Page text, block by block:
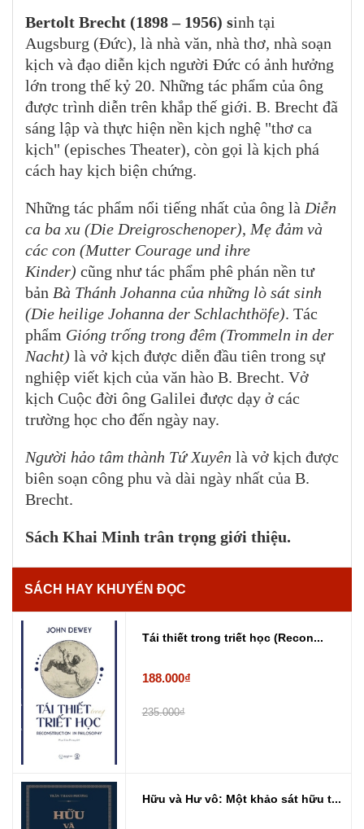
Bertolt Brecht (1898 – 1956) sinh tại
Augsburg (Đức), là nhà văn, nhà thơ, nhà soạn
kịch và đạo diễn kịch người Đức có ảnh hưởng
lớn trong thế kỷ 20. Những tác phẩm của ông
được trình diễn trên khắp thế giới. B. Brecht đã
sáng lập và thực hiện nền kịch nghệ "thơ ca
kịch" (episches Theater), còn gọi là kịch phá
cách hay kịch biện chứng.
Những tác phẩm nổi tiếng nhất của ông là Diễn
ca ba xu (Die Dreigroschenoper), Mẹ đảm và
các con (Mutter Courage und ihre
Kinder) cũng như tác phẩm phê phán nền tư
bản Bà Thánh Johanna của những lò sát sinh
(Die heilige Johanna der Schlachthöfe). Tác
phẩm Gióng trống trong đêm (Trommeln in der
Nacht) là vở kịch được diễn đầu tiên trong sự
nghiệp viết kịch của văn hào B. Brecht. Vở
kịch Cuộc đời ông Galilei được dạy ở các
trường học cho đến ngày nay.
Người hảo tâm thành Tứ Xuyên là vở kịch được
biên soạn công phu và dài ngày nhất của B.
Brecht.
Sách Khai Minh trân trọng giới thiệu.
SÁCH HAY KHUYẾN ĐỌC
Tái thiết trong triết học (Recon...
188.000₫
235.000₫
Hữu và Hư vô: Một khảo sát hữu t...